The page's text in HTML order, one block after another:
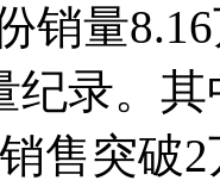
销量
纪录。
售突破